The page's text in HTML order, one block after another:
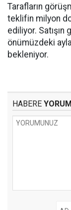
Tarafların
teklifin milyon
ediliyor.
önümüzdeki
bekleniyor.
HABERE